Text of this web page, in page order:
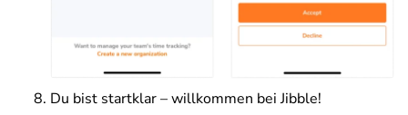
Du bist startklar – willkommen bei Jibble!